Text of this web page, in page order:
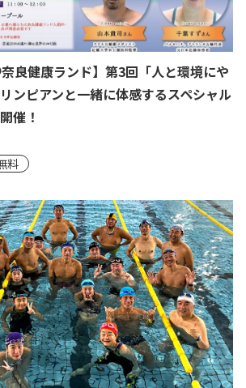
奈良健康ランド】第3回「人と環境にや
ンピアンと一緒に体感するスペシャル
催！
料